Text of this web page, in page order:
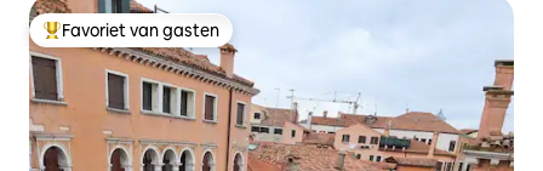
Topfavoriet van gasten
Favoriet van gasten